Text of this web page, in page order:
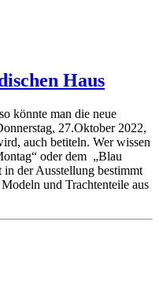
Haus
könnte man die neue
27.Oktober 2022,
auch betiteln. Wer wissen
oder dem „Blau
in der Ausstellung bestimmt
und Trachtenteile aus